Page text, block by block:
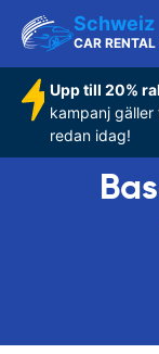
Schweiz
CAR RENTAL
Upp till 20%
kampanj
redan idag!